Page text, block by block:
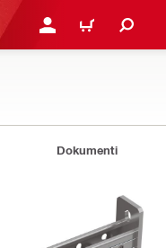
PIESLĒGTIES VAI
IEPIRKŠANĀS
Dokumenti